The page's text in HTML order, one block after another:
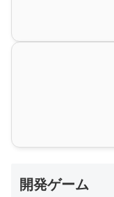
開発ゲーム